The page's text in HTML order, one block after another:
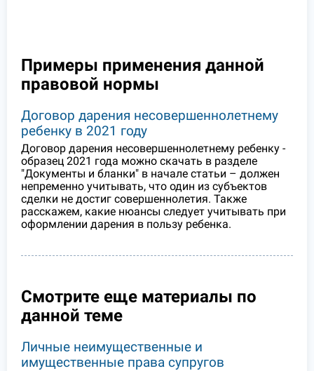
Примеры применения данной
правовой нормы
Договор дарения несовершеннолетнему
ребенку в 2021 году
Договор дарения несовершеннолетнему ребенку -
образец 2021 года можно скачать в разделе
"Документы и бланки" в начале статьи – должен
непременно учитывать, что один из субъектов
сделки не достиг совершеннолетия. Также
расскажем, какие нюансы следует учитывать при
оформлении дарения в пользу ребенка.
Смотрите еще материалы по
данной теме
Личные неимущественные и
имущественные права супругов